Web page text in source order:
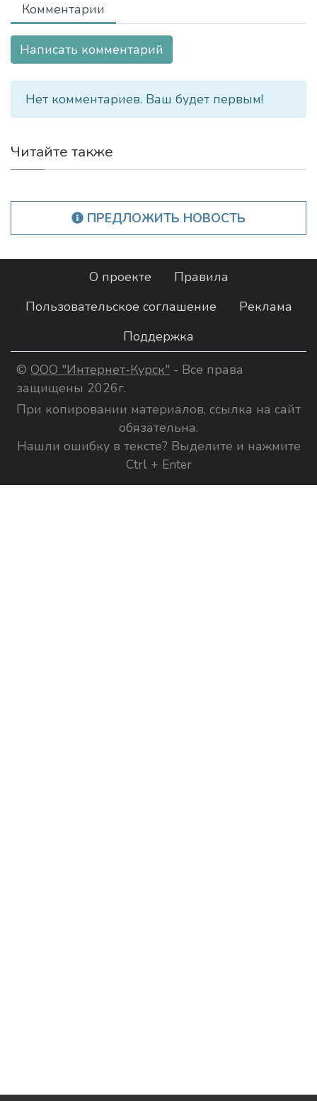
Комментарии
Написать комментарий
Нет комментариев. Ваш будет первым!
Читайте также
ПРЕДЛОЖИТЬ НОВОСТЬ
О проекте
Правила
Пользовательское соглашение
Реклама
Поддержка
© ООО "Интернет-Курск" - Все права
защищены 2026г.
При копировании материалов, ссылка на сайт
обязательна.
Нашли ошибку в тексте? Выделите и нажмите
Ctrl + Enter